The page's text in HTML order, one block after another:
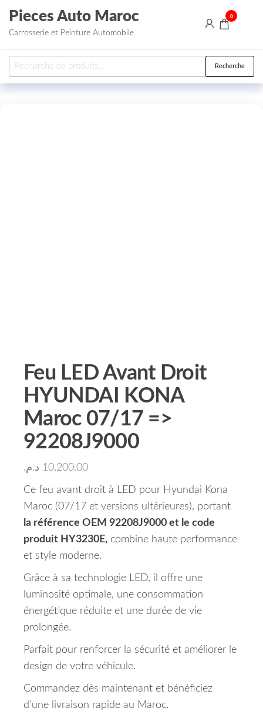
Aller au contenu
Pieces Auto Maroc
Carrosserie et Peinture Automobile
0
Recherche pour : Recherche
Feu LED Avant Droit
HYUNDAI KONA
Maroc 07/17 =>
92208J9000
10,200.00 د.م.
Ce feu avant droit à LED pour Hyundai Kona
Maroc (07/17 et versions ultérieures), portant
la référence OEM 92208J9000 et le code
produit HY3230E, combine haute performance
et style moderne.
Grâce à sa technologie LED, il offre une
luminosité optimale, une consommation
énergétique réduite et une durée de vie
prolongée.
Parfait pour renforcer la sécurité et améliorer le
design de votre véhicule.
Commandez dès maintenant et bénéficiez
d’une livraison rapide au Maroc.